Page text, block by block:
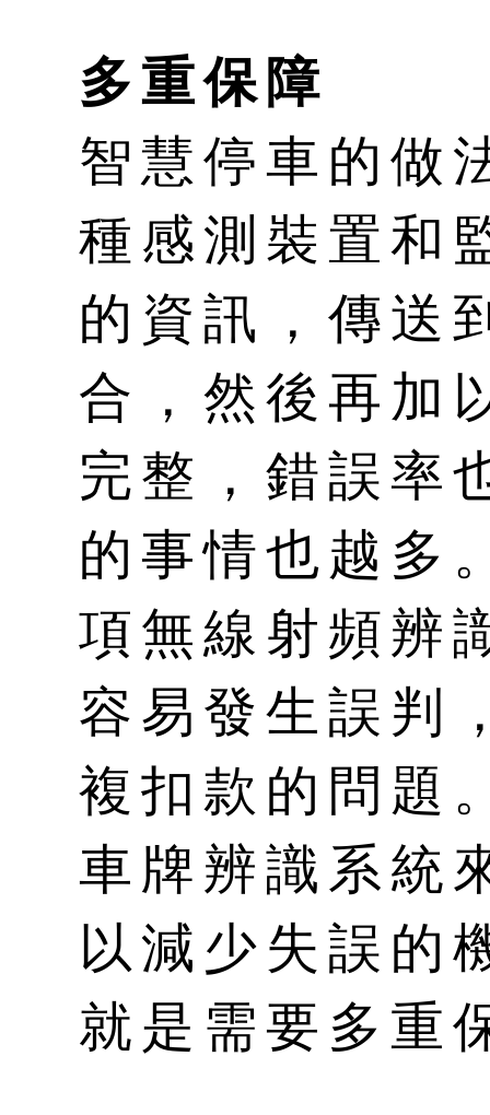
多重保障
智慧停車的做
種感測裝置和
的資訊，傳送
合，然後再加
完整，錯誤率
的事情也越多
項無線射頻辨
容易發生誤判
複扣款的問題
車牌辨識系統
以減少失誤的
就是需要多重